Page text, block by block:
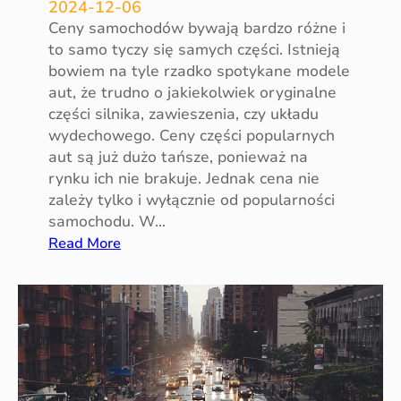
c
z
y
ć
e
m
s
j
ę
a
l
n
w
s
2024-12-06
Ceny samochodów bywają bardzo różne i
to samo tyczy się samych części. Istnieją
bowiem na tyle rzadko spotykane modele
aut, że trudno o jakiekolwiek oryginalne
części silnika, zawieszenia, czy układu
wydechowego. Ceny części popularnych
aut są już dużo tańsze, ponieważ na
rynku ich nie brakuje. Jednak cena nie
zależy tylko i wyłącznie od popularności
samochodu. W…
Read More:
e
n
o
s